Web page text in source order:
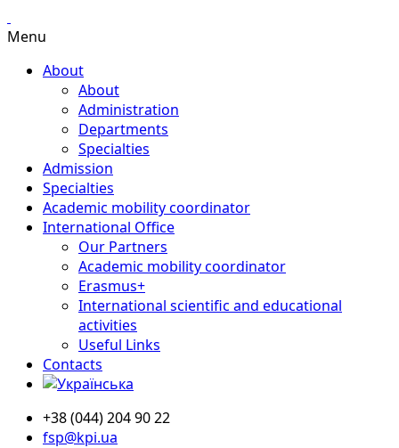
Menu
About
About
Administration
Departments
Specialties
Admission
Specialties
Academic mobility coordinator
International Office
Our Partners
Academic mobility coordinator
Erasmus+
International scientific and educational
activities
Useful Links
Contacts
+38 (044) 204 90 22
fsp@kpi.ua